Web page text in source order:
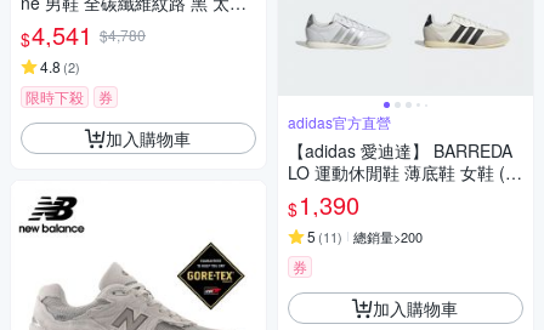
鞋 果凍底 HF2902-002
$4,541 $4,780
4.8 (2)
限時下殺 券
加入購物車
adidas官方直營
【adidas 愛迪達】 BARREDA
LO 運動休閒鞋 薄底鞋 女鞋 (多
款任選)
$1,390
5 (11) 總銷量>200
券
加入購物車